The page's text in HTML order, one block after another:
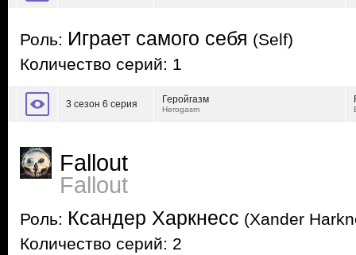
Роль: Играет самого себя (Self)
Количество серий: 1
3 сезон 6 серия Геройгазм
Herogasm
Fallout
Fallout
Роль: Ксандер Харкнесс (Xander
Количество серий: 2